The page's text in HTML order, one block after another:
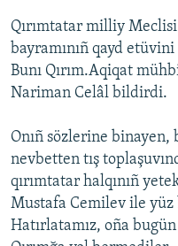
RFE/RS bütün saytları
Qırımtatar milliy Meclisi
bayramınıñ qayd
Bunı Qırım.Aqiqat
Nariman Celâl bildirdi.
Onıñ sözlerine
nevbetten tış
qırımtatar halqınıñ
Mustafa Cemilev ile
Hatırlatamız, oña